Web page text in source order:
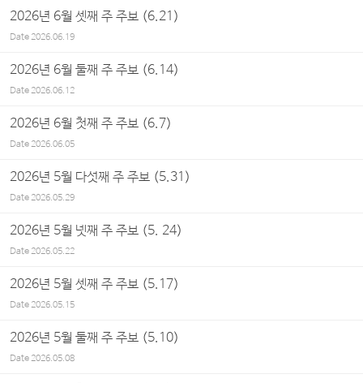
2026년 6월 셋째 주 주보 (6.21)
Date2026.06.19
2026년 6월 둘째 주 주보 (6.14)
Date2026.06.12
2026년 6월 첫째 주 주보 (6.7)
Date2026.06.05
2026년 5월 다섯째 주 주보 (5.31)
Date2026.05.29
2026년 5월 넷째 주 주보 (5. 24)
Date2026.05.22
2026년 5월 셋째 주 주보 (5.17)
Date2026.05.15
2026년 5월 둘째 주 주보 (5.10)
Date2026.05.08